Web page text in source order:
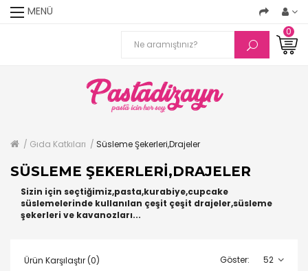
MENÜ
0
Gıda Katkıları Süsleme Şekerleri,Drajeler
SÜSLEME ŞEKERLERI,DRAJELER
Sizin için seçtiğimiz,pasta,kurabiye,cupcake
süslemelerinde kullanılan çeşit çeşit drajeler,süsleme
şekerleri ve kavanozları...
Ürün Karşılaştır (0)
Göster: